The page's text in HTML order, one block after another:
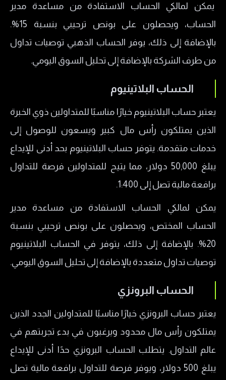
يمكن لمالكي الحساب الاستفادة من مساعدة مدير
الحساب، ويحصلون على بونص ترحيبي بنسبة 15%.
بالإضافة إلى ذلك، يوفر الحساب الذهبي توصيات تداول
من طرف الشركة بالإضافة إلى تحليل السوق اليومي.
الحساب البلاتينيوم
يعتبر حساب البلاتينيوم خيارًا مناسبًا للمتداولين ذوي الخبرة
الذين يمتلكون رأس مال كبير ويسعون للوصول إلى
خدمات متقدمة. يتوفر حساب البلاتينيوم بحد أدنى للإيداع
يبلغ 50,000 دولار، مما يتيح للمتداولين فرصة للتداول
برافعة مالية تصل إلى 1:400.
يمكن لمالكي الحساب الاستفادة من مساعدة مدير
الحساب المختص، ويحصلون على بونص ترحيبي بنسبة
20%. بالإضافة إلى ذلك، يتوفر في الحساب البلاتينيوم
توصيات تداول متعددة بالإضافة إلى تحليل السوق اليومي.
الحساب البرونزي
يعتبر حساب البرونزي خيارًا مناسبًا للمتداولين الجدد الذين
يمتلكون رأس مال محدود ويرغبون في بدء تجربتهم في
عالم التداول. يتطلب الحساب البرونزي حدًا أدنى للإيداع
يبلغ 500 دولار، ويوفر فرصة للتداول برافعة مالية تصل